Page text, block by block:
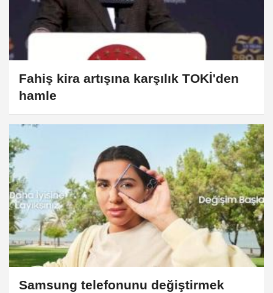
Fahiş kira artışına karşılık TOKİ'den
hamle
Samsung telefonunu değiştirmek